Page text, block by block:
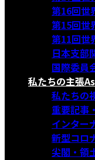
第16回世
第15回世
第11回世
日本支部
国際委員
私たちの主張
私たちの
重要記事
インター
新型コロ
尖閣・領